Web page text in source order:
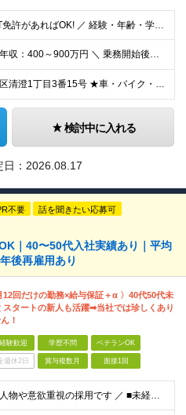
＼ AT免許があればOK! ／ 経験・年齢・学歴不問【20代・30代活躍中】 収入も休みも趣味も◎ 〝早く転職すればよかった〟 と思える働き方を叶えませんか？ 【応募条件】 ◎普通自動車運転免許取得から1年以上の方（AT限定可） └全車AT車やナビ付きで安心！都内の地理に不慣れでも、研修やフォローがあります。 └未経験入社9割以上、接客マナーや運転スキルは入社後に身に付けられます。
初年度想定年収：400～900万円 ＼ 乗務開始後、6ヶ月間給与保証 ／ ◎月給30万円×6ヶ月間（未経験者対象） ◎保証給を上回る歩合はそのまま支給 ◎二種免許養成中は月給24万円＋交通費（実費）を支給 ＼ 7ヶ月目から＆経験者スタート時 ／ ■月給205,986円＋歩合＋手当 ★歩合について └売上の61％を最高歩合率として還元。 ★平均月収50万円以上！ ★月収80万円超のドライバーが多数在籍！ ★年収900〜1,000万円以上も活躍中！ ※試用期間中（6ヶ月）の雇用形態・給与・待遇に差異はありません。 【年収】 650万円（入社3年目／26歳／未経験入社） 【年収】 720万円（入社2年目／39歳／未経験入社） 【年収】 830万円（入社5年目／46歳／未経験入社）
東京都江東区清澄1丁目3番15号 ★車・バイク・自転車通勤可 ★転勤なし ※（変更の範囲）上記を除く当社関連勤務地
検討中に入れる
日：2026.08.17
不要 話を聞きたい応募可
｜40〜50代入社実績あり｜平均
後再雇用あり
12回だけの勤務×給与保証＋α 〉40代50代未
スタートの新人も活躍➡︎当社では珍しくあり
！
験歓迎 学歴不問 ベテランOK
週休2日 賞与複数月 面接1回
＼ ◎100％人物や意欲重視の採用です ／ ■未経験者歓迎 ■学歴・経験一切不問 【応募条件】 ◎普通自動車運転免許取得から1年以上の方（AT限定可）